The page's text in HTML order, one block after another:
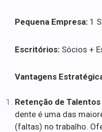
Pequena Empresa: 1
Escritórios: Sócios +
Vantagens
Retenção de
dente é uma das
(faltas) no trabalho.